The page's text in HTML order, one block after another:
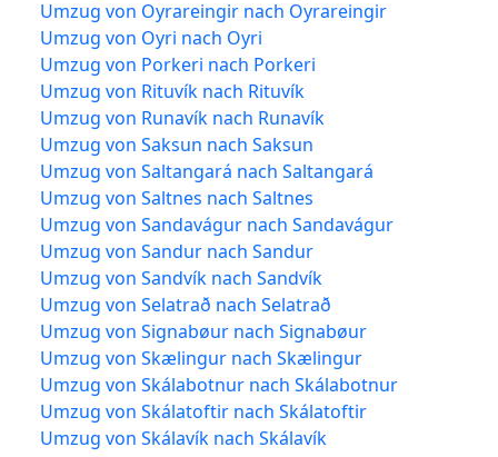
Umzug von Oyrareingir nach Oyrareingir
Umzug von Oyri nach Oyri
Umzug von Porkeri nach Porkeri
Umzug von Rituvík nach Rituvík
Umzug von Runavík nach Runavík
Umzug von Saksun nach Saksun
Umzug von Saltangará nach Saltangará
Umzug von Saltnes nach Saltnes
Umzug von Sandavágur nach Sandavágur
Umzug von Sandur nach Sandur
Umzug von Sandvík nach Sandvík
Umzug von Selatrað nach Selatrað
Umzug von Signabøur nach Signabøur
Umzug von Skælingur nach Skælingur
Umzug von Skálabotnur nach Skálabotnur
Umzug von Skálatoftir nach Skálatoftir
Umzug von Skálavík nach Skálavík